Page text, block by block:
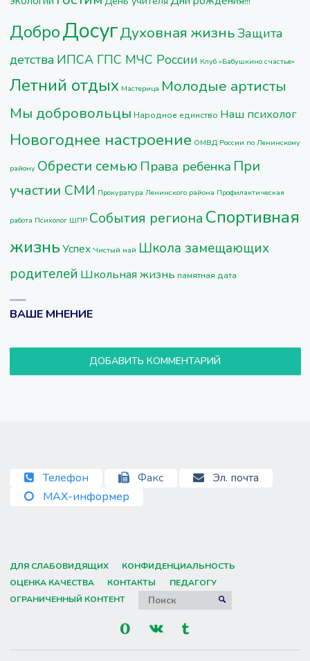
ДоброДосугДуховная жизньЗащита
детства ИПСА ГПС МЧС России Клуб «Бабушкино счастье»
Летний отдых Мастерица Молодые артисты
Мы добровольцы Народное единство Наш психолог
Новогоднее настроение ОМВД России по Ленинскому
району Обрести семью Права ребенка При
участии СМИ Прокуратура Ленинского района Профилактическая
работа Психолог ШПР События региона Спортивная
жизньУспех Чистый май Школа замещающих
родителей Школьная жизнь памятная дата
ВАШЕ МНЕНИЕ
ДОБАВИТЬ КОММЕНТАРИЙ
Телефон Факс
Эл. почта
MAX-информер
ДЛЯ СЛАБОВИДЯЩИХ
КОНФИДЕНЦИАЛЬНОСТЬ
ОЦЕНКА КАЧЕСТВА
КОНТАКТЫ
ПЕДАГОГУ
ОГРАНИЧЕННЫЙ КОНТЕНТ
ПОИСК